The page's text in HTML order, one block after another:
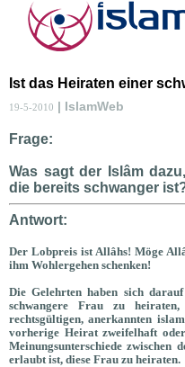
Ist das Heiraten einer
19-5-2010 | IslamWeb
Frage:
Was sagt der Islâm
die bereits schwanger
Antwort:
Der Lobpreis ist Allâhs! Möge
ihm Wohlergehen schenken!
Die Gelehrten haben sich
schwangere Frau zu
rechtsgültigen, anerkannten
vorherige Heirat zweifelhaft
Meinungsunterschiede zwischen
erlaubt ist, diese Frau zu heiraten.